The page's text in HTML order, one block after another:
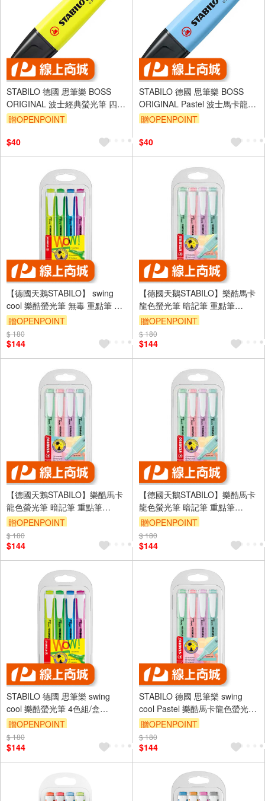
STABILO 德國 思筆樂 BOSS
ORIGINAL 波士經典螢光筆 四色
可選 /支 ST70
贈OPENPOINT
$40
STABILO 德國 思筆樂 BOSS
ORIGINAL Pastel 波士馬卡龍色
經典螢光筆 6色可選 /支 ST70
贈OPENPOINT
$40
【德國天鵝STABILO】 swing
cool 樂酷螢光筆 無毒 重點筆 暗
記筆 (ST275)4色(ST275/4)
贈OPENPOINT
$ 180
$144
【德國天鵝STABILO】樂酷馬卡
龍色螢光筆 暗記筆 重點筆
(ST275/4-08)4色ST275/4-08-2
贈OPENPOINT
$ 180
$144
【德國天鵝STABILO】樂酷馬卡
龍色螢光筆 暗記筆 重點筆
(ST275/4-08)4色ST275/4-08
贈OPENPOINT
$ 180
$144
【德國天鵝STABILO】樂酷馬卡
龍色螢光筆 暗記筆 重點筆
(ST275/4-08)4色ST275/4-08-1
贈OPENPOINT
$ 180
$144
STABILO 德國 思筆樂 swing
cool 樂酷螢光筆 4色組/盒
ST275/4
贈OPENPOINT
$ 180
$144
STABILO 德國 思筆樂 swing
cool Pastel 樂酷馬卡龍色螢光筆
4色組/盒 ST275/4-08
贈OPENPOINT
$ 180
$144